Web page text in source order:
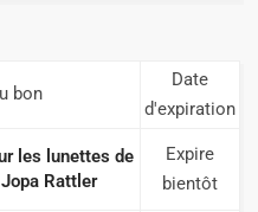
bon
Date
d'expiration
les lunettes de
Rattler
Expire
bientôt